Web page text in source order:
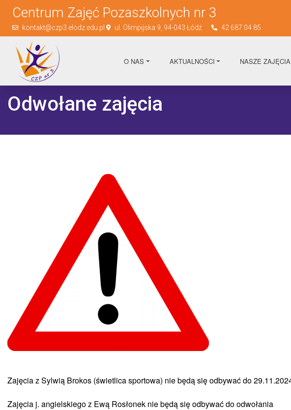
Centrum Zajęć Pozaszkolnych nr 3
kontakt@czp3.elodz.edu.pl ul. Olimpijska 9, 94-043 Łódź 42 687 04 85
O NAS AKTUALNOŚCI NASZE ZAJĘCIA
Odwołane zajęcia
Zajęcia z Sylwią Brokos (świetlica sportowa) nie będą się odbywać do
Zajęcia j. angielskiego z Ewą Rosłonek nie będą się odbywać do odwołania